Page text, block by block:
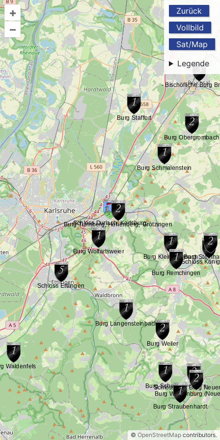
Zurück
Vollbild
Sat/Map
Legende
+
–
© OpenStreetMap contributors.